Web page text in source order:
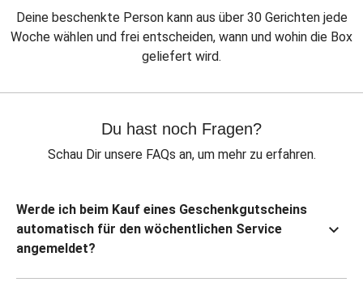
Deine beschenkte Person kann aus über 30 Gerichten jede
Woche wählen und frei entscheiden, wann und wohin die Box
geliefert wird.
Du hast noch Fragen?
Schau Dir unsere FAQs an, um mehr zu erfahren.
Werde ich beim Kauf eines Geschenkgutscheins
automatisch für den wöchentlichen Service
angemeldet?